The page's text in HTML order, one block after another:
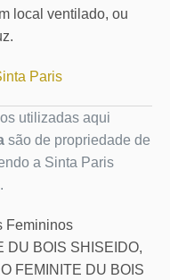
local ventilado, ou
Paris
utilizadas aqui
são de propriedade de
a Sinta Paris
Femininos
DU BOIS SHISEIDO,
FEMINITE DU BOIS